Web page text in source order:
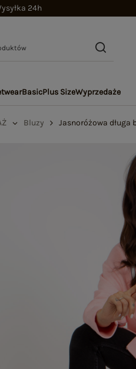
24h
BasicPlus SizeWyprzedaże
Bluzy Jasnoróżowa